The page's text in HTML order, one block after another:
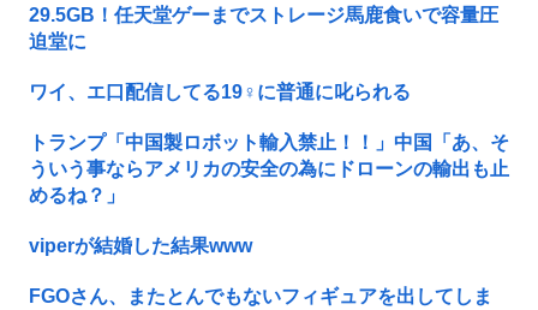
29.5GB！任天堂ゲーまでストレージ馬鹿食いで容量圧
迫堂に
ワイ、エ口配信してる19♀に普通に叱られる
トランプ「中国製ロボット輸入禁止！！」中国「あ、そ
ういう事ならアメリカの安全の為にドローンの輸出も止
めるね？」
viperが結婚した結果www
FGOさん、またとんでもないフィギュアを出してしま